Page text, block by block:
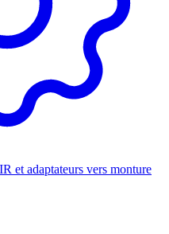
et adaptateurs vers monture